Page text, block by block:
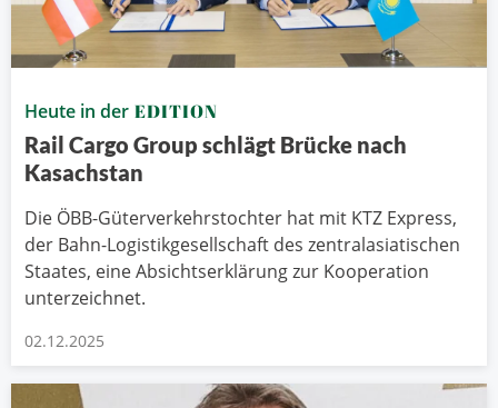
Heute in der EDITION
Rail Cargo Group schlägt Brücke nach
Kasachstan
Die ÖBB-Güterverkehrstochter hat mit KTZ Express,
der Bahn-Logistikgesellschaft des zentralasiatischen
Staates, eine Absichtserklärung zur Kooperation
unterzeichnet.
02.12.2025